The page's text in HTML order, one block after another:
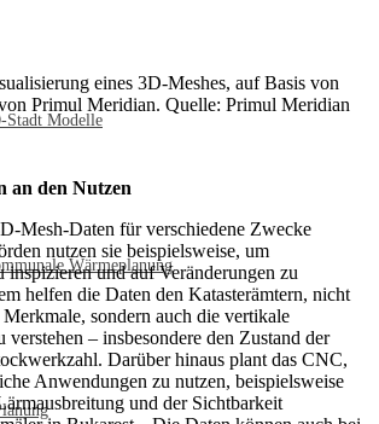
Stadt Modelle
Wärmeplanung
eines 3D-Meshes, auf Basis von
Primul Meridian. Quelle: Primul Meridian
an den Nutzen
Mesh-Daten für verschiedene Zwecke
nutzen sie beispielsweise, um
inspizieren und auf Veränderungen zu
helfen die Daten den Katasterämtern, nicht
sondern auch die vertikale
verstehen – insbesondere den Zustand der
Darüber hinaus plant das CNC,
Anwendungen zu nutzen, beispielsweise
und der Sichtbarkeit